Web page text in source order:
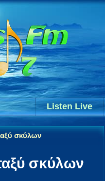
Listen Live
σκύλων
σκύλων